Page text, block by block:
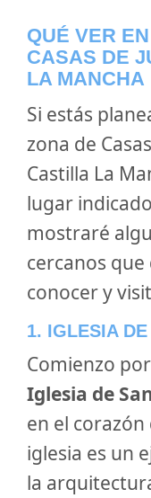
QUÉ VER
CASAS DE
LA MANCHA
Si estás
zona de
Castilla La
lugar
mostraré
cercanos
conocer y
1. IGLESIA
Comienzo
Iglesia de
en el
iglesia es un
la